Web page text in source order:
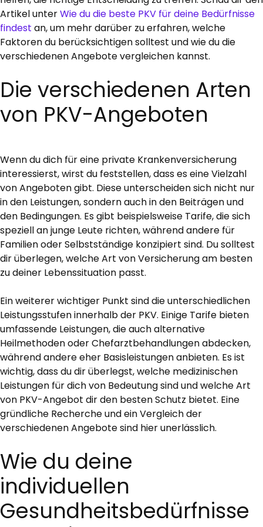
Artikel unterWie du die beste PKV für deine Bedürfnisse
findest an, um mehr darüber zu erfahren, welche
Faktoren du berücksichtigen solltest und wie du die
verschiedenen Angebote vergleichen kannst.
Die verschiedenen Arten
von PKV-Angeboten
Wenn du dich für eine private Krankenversicherung
interessierst, wirst du feststellen, dass es eine Vielzahl
von Angeboten gibt. Diese unterscheiden sich nicht nur
in den Leistungen, sondern auch in den Beiträgen und
den Bedingungen. Es gibt beispielsweise Tarife, die sich
speziell an junge Leute richten, während andere für
Familien oder Selbstständige konzipiert sind. Du solltest
dir überlegen, welche Art von Versicherung am besten
zu deiner Lebenssituation passt.
Ein weiterer wichtiger Punkt sind die unterschiedlichen
Leistungsstufen innerhalb der PKV. Einige Tarife bieten
umfassende Leistungen, die auch alternative
Heilmethoden oder Chefarztbehandlungen abdecken,
während andere eher Basisleistungen anbieten. Es ist
wichtig, dass du dir überlegst, welche medizinischen
Leistungen für dich von Bedeutung sind und welche Art
von PKV-Angebot dir den besten Schutz bietet. Eine
gründliche Recherche und ein Vergleich der
verschiedenen Angebote sind hier unerlässlich.
Wie du deine
individuellen
Gesundheitsbedürfnisse